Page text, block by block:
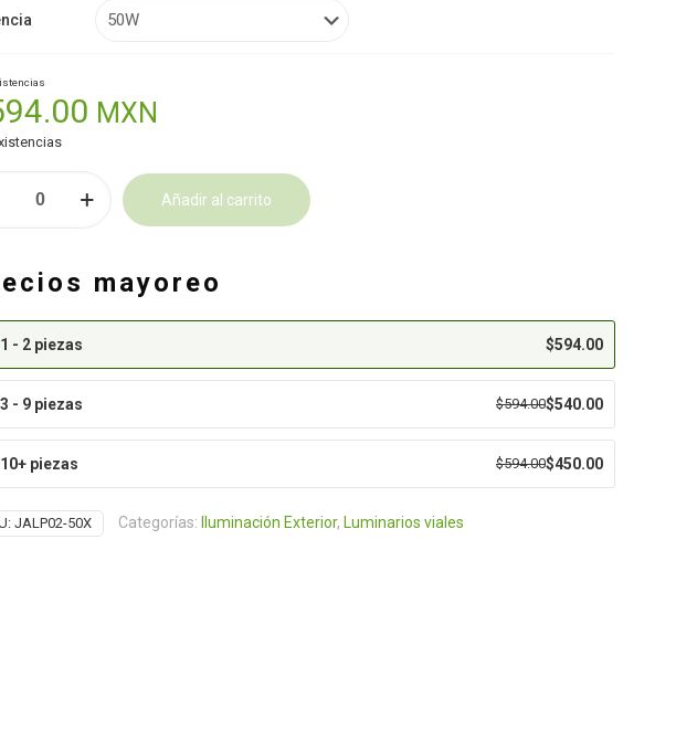
MXN
Añadir al carrito
mayoreo
1 - 2 piezas $594.00
3 - 9 piezas $594.00$540.00
10+ piezas $594.00$450.00
JALP02-50X Categorías: Iluminación Exterior, Luminarios viales